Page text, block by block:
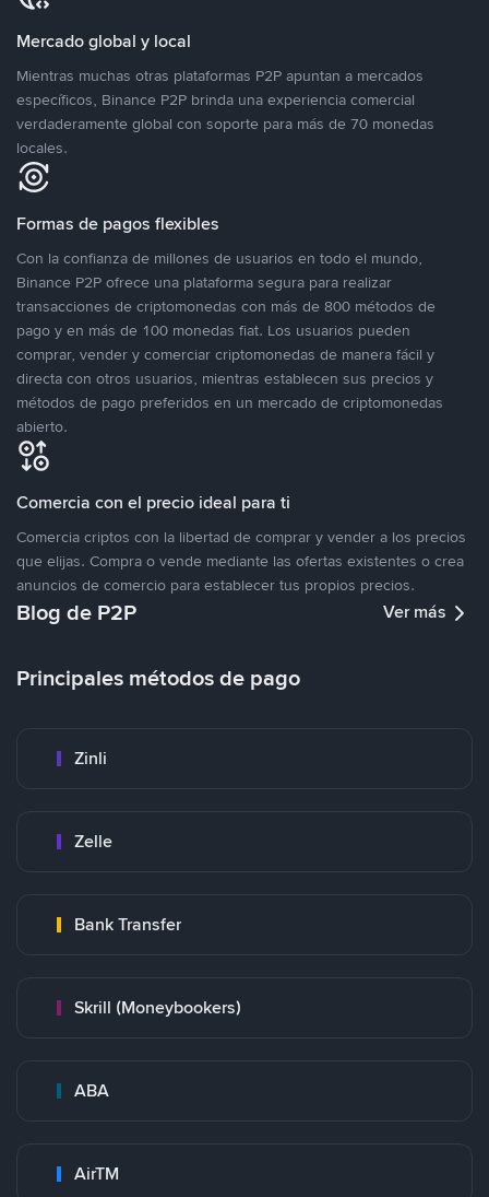
Mercado global y local
Mientras muchas otras plataformas P2P apuntan a mercados
específicos, Binance P2P brinda una experiencia comercial
verdaderamente global con soporte para más de 70 monedas
locales.
Formas de pagos flexibles
Con la confianza de millones de usuarios en todo el mundo,
Binance P2P ofrece una plataforma segura para realizar
transacciones de criptomonedas con más de 800 métodos de
pago y en más de 100 monedas fiat. Los usuarios pueden
comprar, vender y comerciar criptomonedas de manera fácil y
directa con otros usuarios, mientras establecen sus precios y
métodos de pago preferidos en un mercado de criptomonedas
abierto.
Comercia con el precio ideal para ti
Comercia criptos con la libertad de comprar y vender a los precios
que elijas. Compra o vende mediante las ofertas existentes o crea
anuncios de comercio para establecer tus propios precios.
Blog de P2P Ver más
Principales métodos de pago
Zinli
Zelle
Bank Transfer
Skrill (Moneybookers)
ABA
AirTM